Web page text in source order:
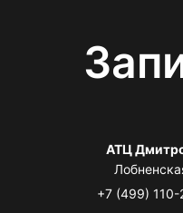
АТЦ
+7 (499)